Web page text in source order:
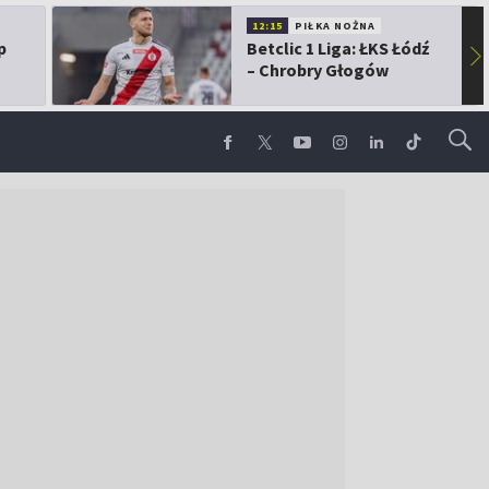
12:15 PIŁKA NOŻNA
Betclic 1 Liga: ŁKS Łódź
– Chrobry Głogów
▶